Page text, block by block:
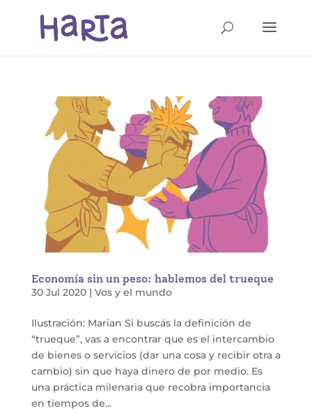
Economía sin un peso: hablemos del trueque
30 Jul 2020| Vos y el mundo
Ilustración: Marian Si buscás la definición de
“trueque”, vas a encontrar que es el intercambio
de bienes o servicios (dar una cosa y recibir otra a
cambio) sin que haya dinero de por medio. Es
una práctica milenaria que recobra importancia
en tiempos de...